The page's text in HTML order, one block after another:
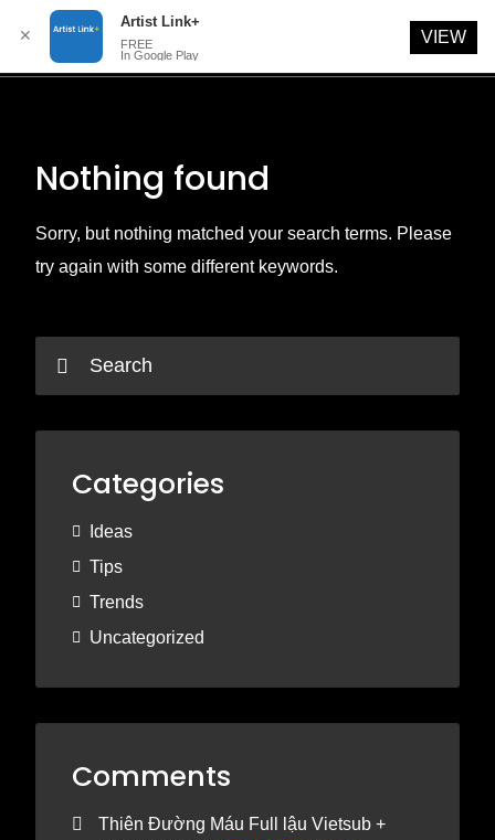
Nothing found
Sorry, but nothing matched your search terms. Please
try again with some different keywords.
Categories
Ideas
Tips
Trends
Uncategorized
Comments
Thiên Đường Máu Full lậu Vietsub +
✕
Artist Link+
FREE
In Google Play
VIEW